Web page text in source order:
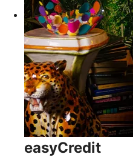
easyCredit